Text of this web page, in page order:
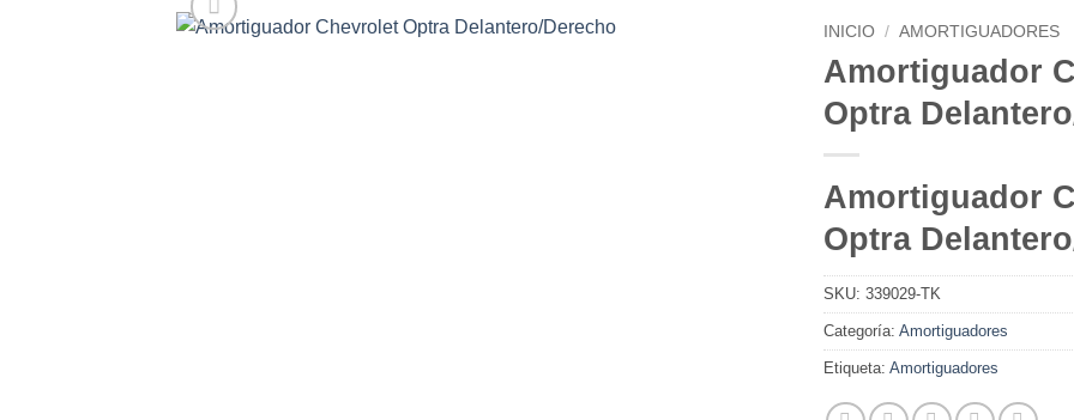
INICIO / AMORTIGUADORES
Amortiguador
Optra
Amortiguador
Optra
SKU: 339029-TK
Categoría: Amortiguadores
Etiqueta: Amortiguadores